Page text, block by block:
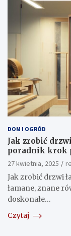
DOM I OGRÓD
Jak zrobić
poradnik krok
27 kwietnia, 2025
Jak zrobić drzwi
łamane, znane
doskonałe…
Czytaj